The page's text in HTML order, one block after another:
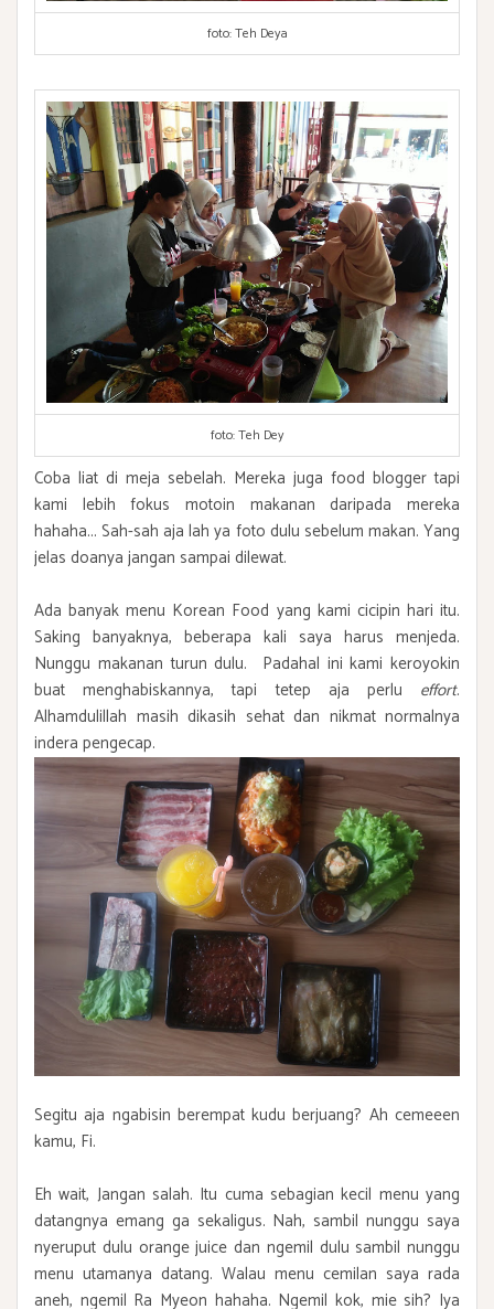
foto: Teh Deya
foto: Teh Dey
Coba liat di meja sebelah. Mereka juga food blogger tapi
kami lebih fokus motoin makanan daripada mereka
hahaha... Sah-sah aja lah ya foto dulu sebelum makan. Yang
jelas doanya jangan sampai dilewat.
Ada banyak menu Korean Food yang kami cicipin hari itu.
Saking banyaknya, beberapa kali saya harus menjeda.
Nunggu makanan turun dulu. Padahal ini kami keroyokin
buat menghabiskannya, tapi tetep aja perlu effort.
Alhamdulillah masih dikasih sehat dan nikmat normalnya
indera pengecap.
Segitu aja ngabisin berempat kudu berjuang? Ah cemeeen
kamu, Fi.
Eh wait, Jangan salah. Itu cuma sebagian kecil menu yang
datangnya emang ga sekaligus. Nah, sambil nunggu saya
nyeruput dulu orange juice dan ngemil dulu sambil nunggu
menu utamanya datang. Walau menu cemilan saya rada
aneh, ngemil Ra Myeon hahaha. Ngemil kok, mie sih? Iya